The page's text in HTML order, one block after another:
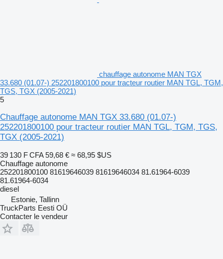
chauffage autonome MAN TGX
33.680 (01.07-) 252201800100 pour tracteur routier MAN TGL, TGM,
TGS, TGX (2005-2021)
5
Chauffage autonome MAN TGX 33.680 (01.07-)
252201800100 pour tracteur routier MAN TGL, TGM, TGS,
TGX (2005-2021)
39 130 F CFA 59,68 € ≈ 68,95 $US
Chauffage autonome
252201800100 81619646039 81619646034 81.61964-6039
81.61964-6034
diesel
Estonie, Tallinn
TruckParts Eesti OÜ
Contacter le vendeur